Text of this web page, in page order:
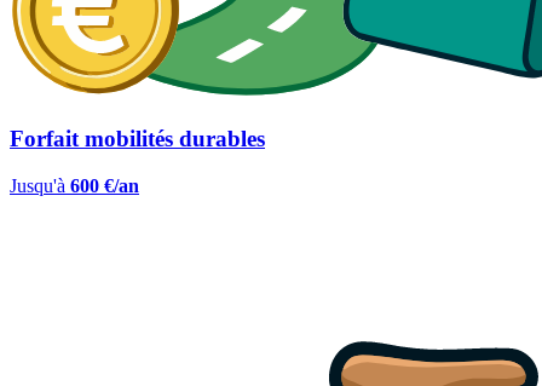
Forfait mobilités durables
Jusqu'à 600 €/an